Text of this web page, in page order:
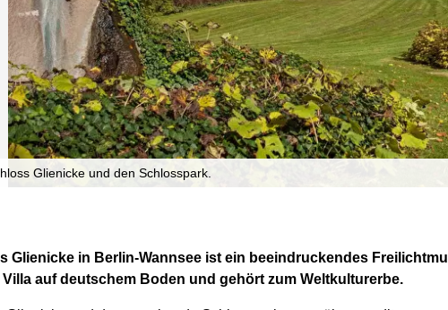
Glienicke und den Schlosspark.
Glienicke in Berlin-Wannsee ist ein beeindruckendes
auf deutschem Boden und gehört zum Weltkulturerbe.